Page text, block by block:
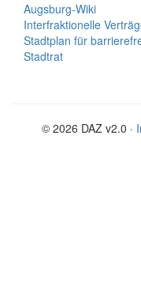
Augsburg-Wiki
Interfraktionelle
Stadtplan für
Stadtrat
© 2026 DAZ v2.0 ·